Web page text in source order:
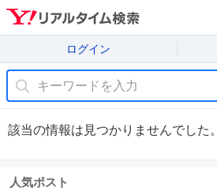
ログイン
該当の情報は見つかりませんでした。
人気ポスト